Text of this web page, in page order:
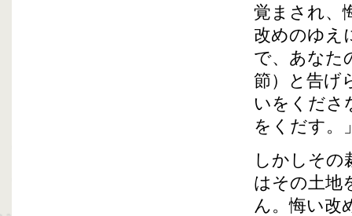
覚まされ、
改めのゆえ
で、あなた
節）と告げ
いをくださ
をくだす。
しかしその
はその土地
ん。悔い改